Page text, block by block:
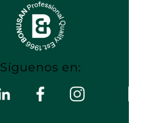
Síguenos en: